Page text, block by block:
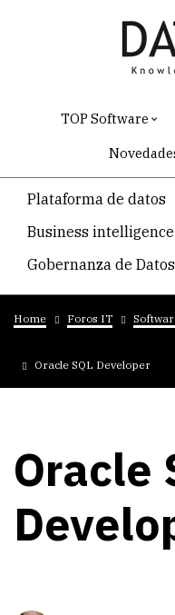
TOP Software
Navegacion
temática
principal
Plataforma de datos
Business intelligence
Gobernanza de Datos
Breadcrumb
Home Foros IT
Oracle SQL Developer
Oracle